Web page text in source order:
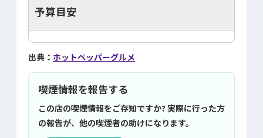
予算目安
出典： ホットペッパーグルメ
喫煙情報を報告する
この店の喫煙情報をご存知ですか? 実際に行った方
の報告が、他の喫煙者の助けになります。